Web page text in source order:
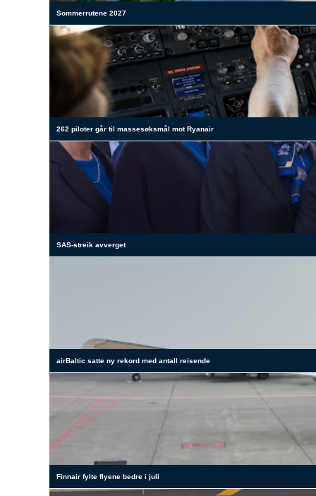
Sommerrutene 2027
262 piloter går til massesøksmål mot Ryanair
SAS-streik avverget
airBaltic satte ny rekord med antall reisende
Finnair fylte flyene bedre i juli